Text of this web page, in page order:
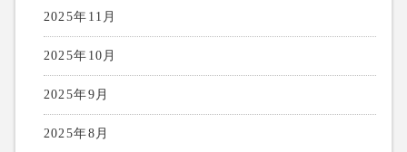
2025年11月
2025年10月
2025年9月
2025年8月